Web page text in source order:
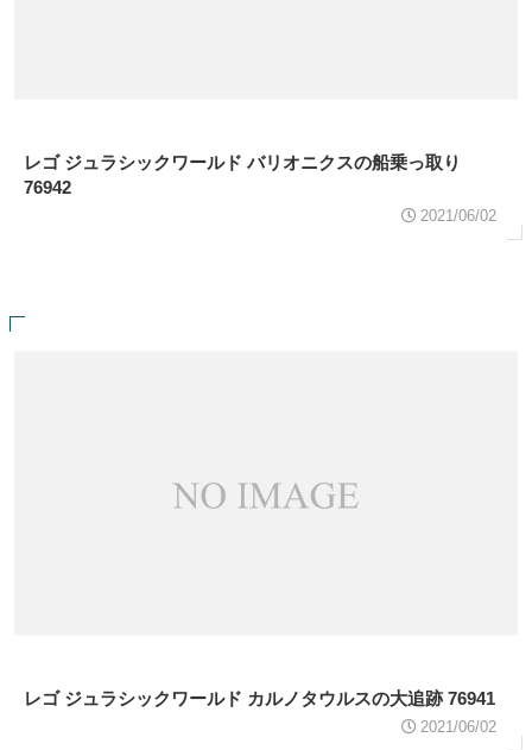
レゴ ジュラシックワールド バリオニクスの船乗っ取り
76942
2021/06/02
レゴ ジュラシックワールド カルノタウルスの大追跡 76941
2021/06/02